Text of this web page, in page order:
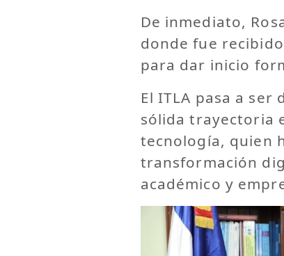
De inmediato,
donde fue
para dar inicio
El ITLA pasa a
sólida trayectoria
tecnología, quien
transformación
académico y